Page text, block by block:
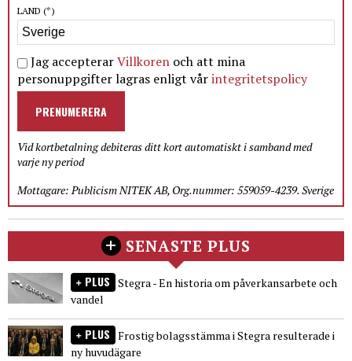
LAND (*)
Jag accepterarVillkoren och att mina
personuppgifter lagras enligt vårintegritetspolicy
PRENUMERERA
Vid kortbetalning debiteras ditt kort automatiskt i samband med
varje ny period
Mottagare: Publicism NITEK AB, Org.nummer: 559059-4239. Sverige
SENASTE PLUS
PLUS Stegra - En historia om påverkansarbete och
vandel
PLUS Frostig bolagsstämma i Stegra resulterade i
ny huvudägare